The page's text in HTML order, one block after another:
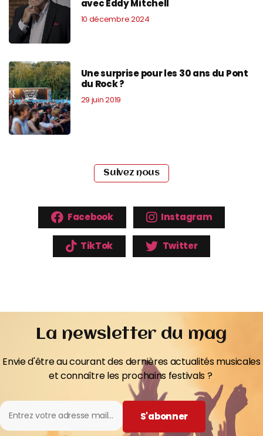
avec Eddy Mitchell
10 décembre 2024
Une surprise pour les 30 ans du Pont
du Rock ?
29 juin 2019
Suivez nous
Facebook Instagram
TikTok Twitter
La newsletter du mag
Envie d'être au courant des dernières actualités musicales
et connaître les prochains festivals ?
S'abonner